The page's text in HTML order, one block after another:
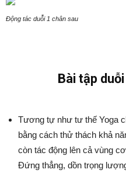
Động tác duỗi 1 chân sau
Bài tập
Tương tự như tư thế Yoga
bằng cách thử thách khả
còn tác động lên cả vùng
Đứng thẳng, dồn trọng